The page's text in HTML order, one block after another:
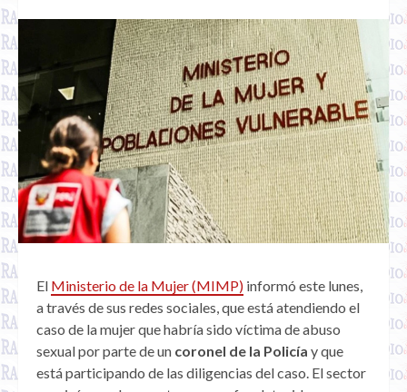
El Ministerio de la Mujer (MIMP) informó este lunes,
a través de sus redes sociales, que está atendiendo el
caso de la mujer que habría sido víctima de abuso
sexual por parte de un coronel de la Policía y que
está participando de las diligencias del caso. El sector